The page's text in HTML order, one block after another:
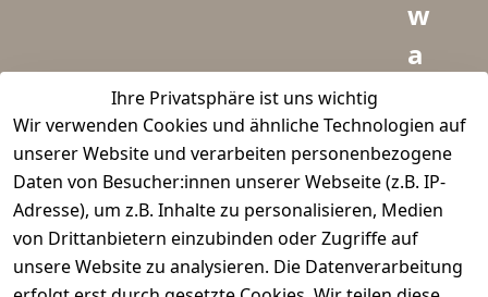
Ihre Privatsphäre ist uns wichtig
Wir verwenden Cookies und ähnliche Technologien auf
unserer Website und verarbeiten personenbezogene
Daten von Besucher:innen unserer Webseite (z.B. IP-
Adresse), um z.B. Inhalte zu personalisieren, Medien
von Drittanbietern einzubinden oder Zugriffe auf
unsere Website zu analysieren. Die Datenverarbeitung
w
a
d
m
e
i
s